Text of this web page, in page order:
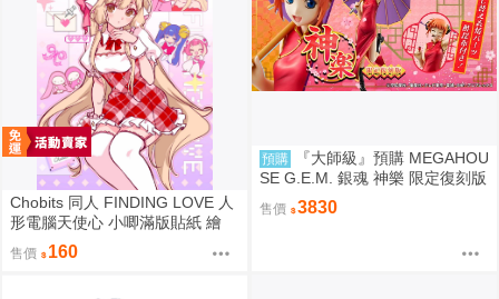
Chobits 同人 FINDING LOVE 人
形電腦天使心 小唧滿版貼紙 繪
師：Bee Bee
售價 160
預購
『大師級』預購 MEGAHOU
SE G.E.M. 銀魂 神樂 限定復刻版
售價 3830